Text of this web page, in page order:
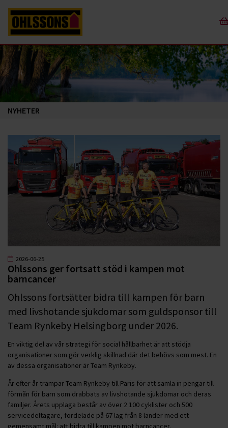
NYHETER
2026-06-25
Ohlssons ger fortsatt stöd i kampen mot
barncancer
Ohlssons fortsätter bidra till kampen för barn
med livshotande sjukdomar som guldsponsor till
Team Rynkeby Helsingborg under 2026.
En viktig del av vår strategi för social hållbarhet är att stödja
organisationer som gör verklig skillnad där det behövs som mest. En
av dessa organisationer är Team Rynkeby.
År efter år trampar Team Rynkeby till Paris för att samla in pengar till
förmån för barn som drabbats av livshotande sjukdomar och deras
familjer. Årets upplaga består av över 2 100 cyklister och 500
servicedeltagare, fördelade på 67 lag från 8 länder med ett
gemensamt mål: att bidra till kampen mot barncancer.